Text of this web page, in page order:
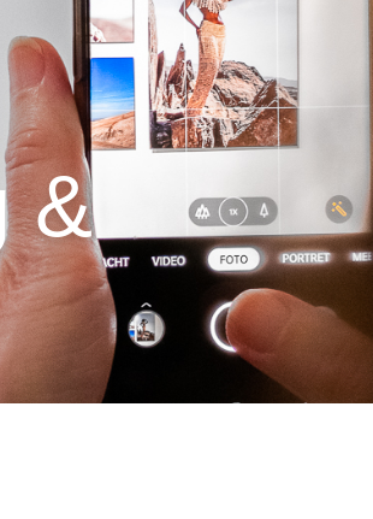
&